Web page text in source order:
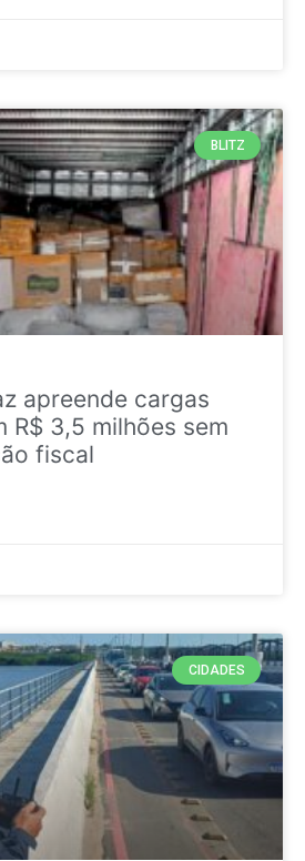
BLITZ
apreende cargas
R$ 3,5 milhões sem
fiscal
CIDADES